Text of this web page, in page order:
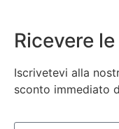
Ricevere
Iscrivetevi alla
sconto immediato